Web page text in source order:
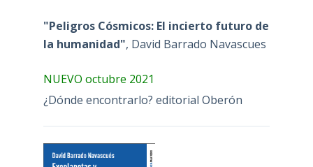
"Peligros Cósmicos: El incierto futuro de
la humanidad", David Barrado Navascues
NUEVO octubre 2021
¿Dónde encontrarlo? editorial Oberón